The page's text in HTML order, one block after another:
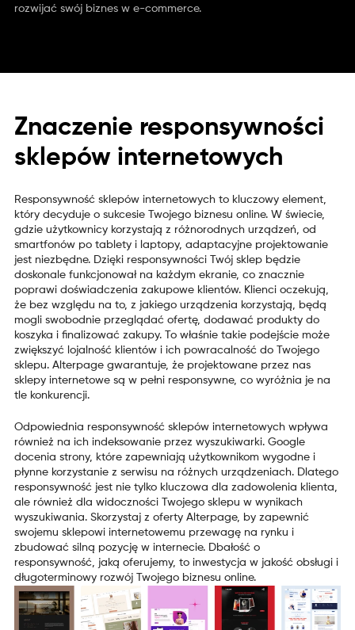
rozwijać swój biznes w e-commerce.
Znaczenie responsywności
sklepów internetowych
Responsywność sklepów internetowych to kluczowy element,
który decyduje o sukcesie Twojego biznesu online. W świecie,
gdzie użytkownicy korzystają z różnorodnych urządzeń, od
smartfonów po tablety i laptopy, adaptacyjne projektowanie
jest niezbędne. Dzięki responsywności Twój sklep będzie
doskonale funkcjonował na każdym ekranie, co znacznie
poprawi doświadczenia zakupowe klientów. Klienci oczekują,
że bez względu na to, z jakiego urządzenia korzystają, będą
mogli swobodnie przeglądać ofertę, dodawać produkty do
koszyka i finalizować zakupy. To właśnie takie podejście może
zwiększyć lojalność klientów i ich powracalność do Twojego
sklepu. Alterpage gwarantuje, że projektowane przez nas
sklepy internetowe są w pełni responsywne, co wyróżnia je na
tle konkurencji.
Odpowiednia responsywność sklepów internetowych wpływa
również na ich indeksowanie przez wyszukiwarki. Google
docenia strony, które zapewniają użytkownikom wygodne i
płynne korzystanie z serwisu na różnych urządzeniach. Dlatego
responsywność jest nie tylko kluczowa dla zadowolenia klienta,
ale również dla widoczności Twojego sklepu w wynikach
wyszukiwania. Skorzystaj z oferty Alterpage, by zapewnić
swojemu sklepowi internetowemu przewagę na rynku i
zbudować silną pozycję w internecie. Dbałość o
responsywność, jaką oferujemy, to inwestycja w jakość obsługi i
długoterminowy rozwój Twojego biznesu online.